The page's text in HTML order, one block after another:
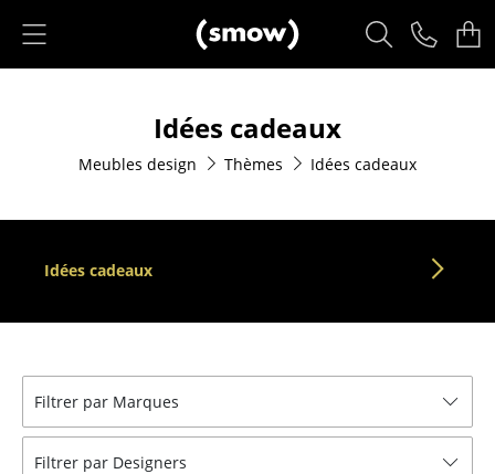
Chaises de cuisine & salle à manger
Canapés
Fauteuils
Chaises cantilever
Chaises et Tabourets de bar
Idées cadeaux
Meubles design Thèmes Idées cadeaux
Idées cadeaux
Filtrer par Marques
Filtrer par Designers